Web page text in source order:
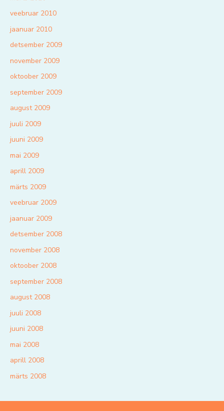
veebruar 2010
jaanuar 2010
detsember 2009
november 2009
oktoober 2009
september 2009
august 2009
juuli 2009
juuni 2009
mai 2009
aprill 2009
märts 2009
veebruar 2009
jaanuar 2009
detsember 2008
november 2008
oktoober 2008
september 2008
august 2008
juuli 2008
juuni 2008
mai 2008
aprill 2008
märts 2008